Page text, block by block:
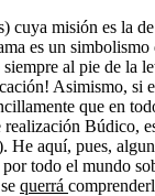
cuya misión es la
es un
al pie de la
Asimismo, si
que en
Búdico,
aquí, pues,
todo el mundo
querrá